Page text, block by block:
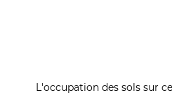
L'occupation des sols sur